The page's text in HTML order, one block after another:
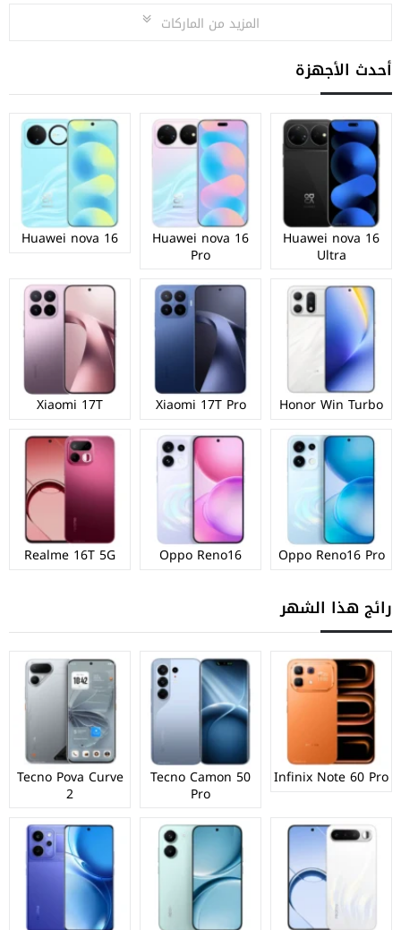
المزيد من الماركات
أحدث الأجهزة
Huawei nova 16
Ultra
Huawei nova 16
Pro
Huawei nova 16
Honor Win Turbo
Xiaomi 17T Pro
Xiaomi 17T
Oppo Reno16 Pro
Oppo Reno16
Realme 16T 5G
رائج هذا الشهر
Infinix Note 60 Pro
Tecno Camon 50
Pro
Tecno Pova Curve
2